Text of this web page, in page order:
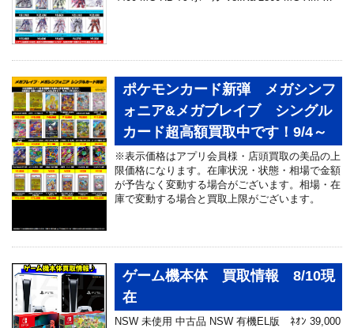
ポケモンカード新弾 メガシンフ
ォニア&メガブレイブ シングル
カード超高額買取中です！9/4～
※表示価格はアプリ会員様・店頭買取の美品の上
限価格になります。在庫状況・状態・相場で金額
が予告なく変動する場合がございます。相場・在
庫で変動する場合と買取上限がございます。
ゲーム機本体 買取情報 8/10現
在
NSW 未使用 中古品 NSW 有機EL版 ﾈｵﾝ 39,000